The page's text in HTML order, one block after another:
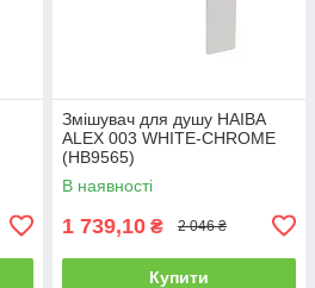
Змішувач для душу HAIBA
ALEX 003 WHITE-CHROME
(HB9565)
В наявності
1 739,10 ₴ 2 046 ₴
Купити